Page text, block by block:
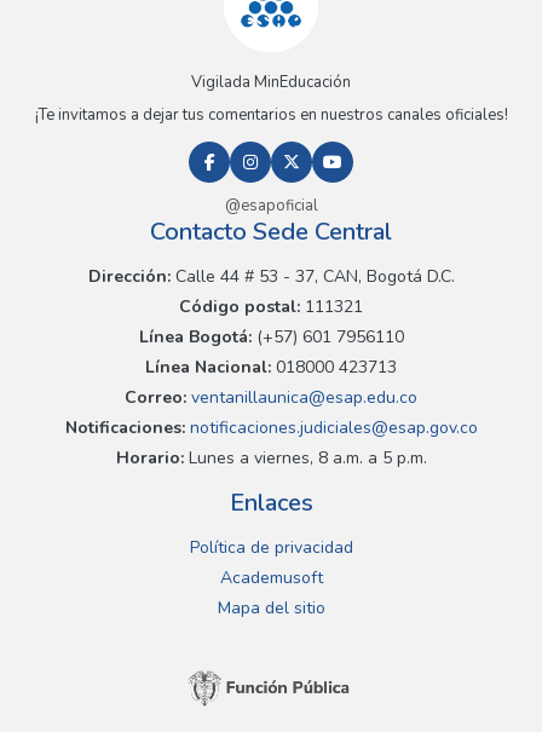
Vigilada MinEducación
¡Te invitamos a dejar tus comentarios en nuestros canales oficiales!
@esapoficial
Contacto Sede Central
Dirección:Calle 44 # 53 - 37, CAN, Bogotá D.C.
Código postal: 111321
Línea Bogotá:(+57) 601 7956110
Línea Nacional: 018000 423713
Correo: ventanillaunica@esap.edu.co
Notificaciones:notificaciones.judiciales@esap.gov.co
Horario:Lunes a viernes, 8 a.m. a 5 p.m.
Enlaces
Política de privacidad
Academusoft
Mapa del sitio